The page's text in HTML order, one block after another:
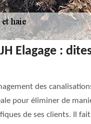
Elagage :
des
pour éliminer de
de ses clients. Il